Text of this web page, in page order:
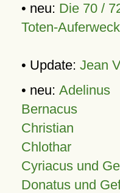
• neu: Die 70 /
Toten-
• Update: Jean
• neu: Adelinus
Bernacus
Christian
Chlothar
Cyriacus und
Donatus und